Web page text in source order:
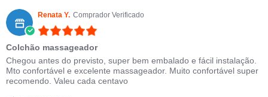
Renata Y. Comprador Verificado
Colchão massageador
Review by Renata Y. on 10 Jul 2026
review stating Colchão massageador
Chegou antes do previsto, super bem embalado e fácil instalação.
Mto confortável e excelente massageador. Muito confortável super
recomendo. Valeu cada centavo